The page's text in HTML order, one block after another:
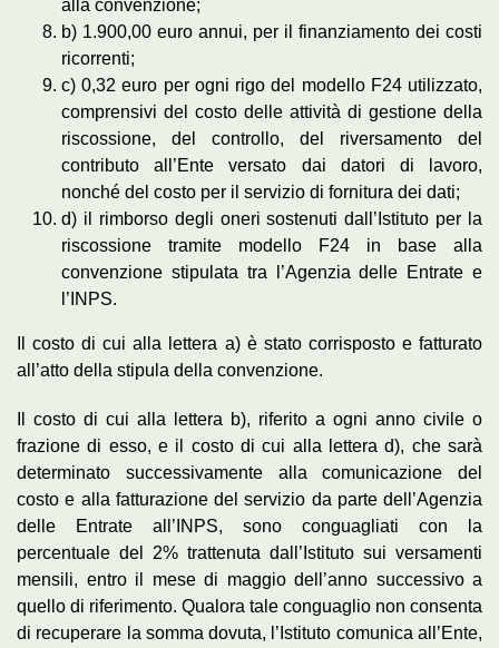
alla convenzione;
b) 1.900,00 euro annui, per il finanziamento dei costi
ricorrenti;
c) 0,32 euro per ogni rigo del modello F24 utilizzato,
comprensivi del costo delle attività di gestione della
riscossione, del controllo, del riversamento del
contributo all’Ente versato dai datori di lavoro,
nonché del costo per il servizio di fornitura dei dati;
d) il rimborso degli oneri sostenuti dall’Istituto per la
riscossione tramite modello F24 in base alla
convenzione stipulata tra l’Agenzia delle Entrate e
l’INPS.
Il costo di cui alla lettera a) è stato corrisposto e fatturato
all’atto della stipula della convenzione.
Il costo di cui alla lettera b), riferito a ogni anno civile o
frazione di esso, e il costo di cui alla lettera d), che sarà
determinato successivamente alla comunicazione del
costo e alla fatturazione del servizio da parte dell’Agenzia
delle Entrate all’INPS, sono conguagliati con la
percentuale del 2% trattenuta dall’Istituto sui versamenti
mensili, entro il mese di maggio dell’anno successivo a
quello di riferimento. Qualora tale conguaglio non consenta
di recuperare la somma dovuta, l’Istituto comunica all’Ente,